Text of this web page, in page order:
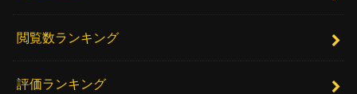
閲覧数ランキング
評価ランキング